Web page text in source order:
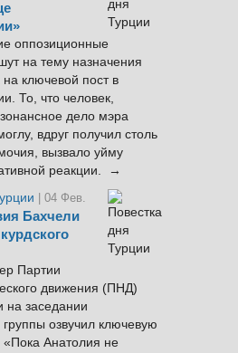
оппозиционные
на тему назначения
ключевой пост в
То, что человек,
дело мэра
вдруг получил столь
вызвало уйму
реакции. →
| 04 Фев.
Бахчели
Партии
движения (ПНД)
на заседании
озвучил ключевую
Анатолия не